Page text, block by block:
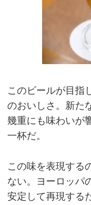
このビールが目指
のおいしさ。新た
幾重にも味わいが
一杯だ。
この味を表現する
ない。ヨーロッパ
安定して再現する